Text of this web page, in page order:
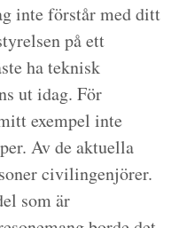
inte förstår med ditt
på ett
ha teknisk
ut idag. För
exempel inte
Av de aktuella
civilingenjörer.
som är